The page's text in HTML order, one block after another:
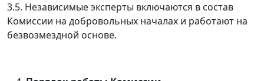
3.5. Независимые эксперты включаются в состав
Комиссии на добровольных началах и работают на
безвозмездной основе.